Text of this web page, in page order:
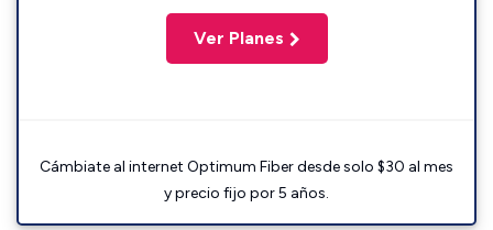
Ver Planes
Cámbiate al internet Optimum Fiber desde solo $30 al mes
y precio fijo por 5 años.